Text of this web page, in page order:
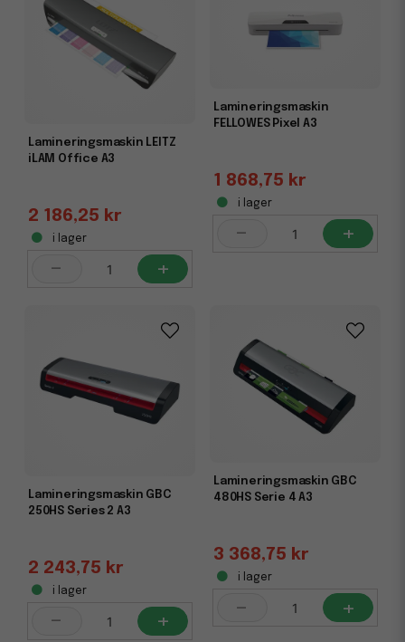
Lamineringsmaskin LEITZ
iLAM Office A3
2 186,25 kr
i lager
- +
Lamineringsmaskin
FELLOWES Pixel A3
1 868,75 kr
i lager
- +
Lamineringsmaskin GBC
250HS Series 2 A3
2 243,75 kr
i lager
- +
Lamineringsmaskin GBC
480HS Serie 4 A3
3 368,75 kr
i lager
- +